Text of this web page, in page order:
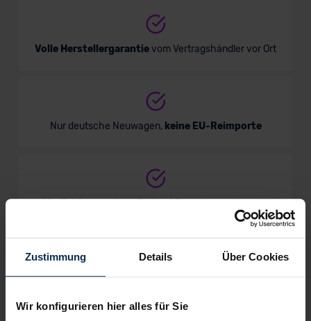
Zustimmung Details Über Cookies
Wir konfigurieren hier alles für Sie
Volle Herstellergarantievom Vertragshändler vor Ort
Nur deutsche Neuwagen, keine EU-Reimporte
Alle Zahlungsarten:Barkauf, Finanzierung, Leasing
Keine Kosten: